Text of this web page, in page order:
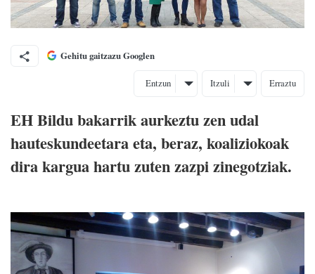
Gehitu gaitzazu Googlen
Entzun Itzuli Erraztu
EH Bildu bakarrik aurkeztu zen udal
hauteskundeetara eta, beraz, koaliziokoak
dira kargua hartu zuten zazpi zinegotziak.